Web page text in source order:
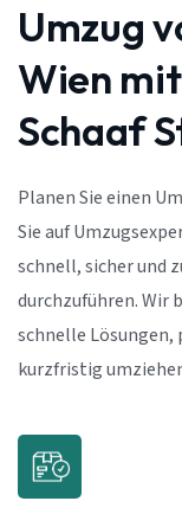
Umzug
Wien
Schaaf
Planen Sie einen
Sie auf
schnell, sicher und
durchzuführen. Wir
schnelle Lösungen,
kurzfristig